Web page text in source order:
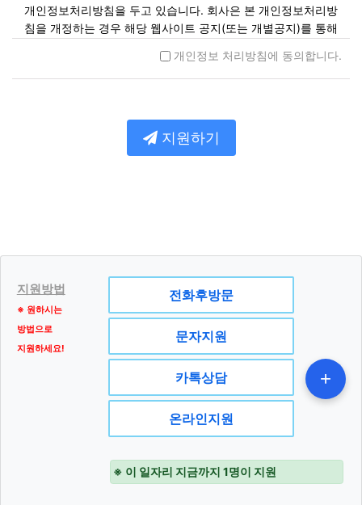
개인정보처리방침을 두고 있습니다. 회사은 본 개인정보처리방
침을 개정하는 경우 해당 웹사이트 공지(또는 개별공지)를 통해
제1조. 개인정보의 수집 및 이용목적
한 개인정보는 다음의 목적 이외의 용도로는 사용되지 않으며
이용 목적이 변경될 시에는 사전동의를 구할 예정입니다.
신규 서비스 개발 및 맞춤 서비스 제공, 이벤트 및 광고성 정
보 제공 및 참여기회 제공, 인구통계학적 특성에 따른 서비
스 제공 및 광고 게재, 서비스의 유효성 확인, 접속빈도 파악
또는 회원의 서비스 이용에 대한 통계 등 목적
제2조. 수집하는 개인정보의 항목 및
수집하는 개인정보의 항목
① 폼메일 문의
[필수항목] 이름, 이메일, 휴대전화번호
개인정보 처리방침에 동의합니다.
지원하기
지원방법
※ 원하시는
방법으로
지원하세요!
전화후방문
문자지원
카톡상담
온라인지원
※ 이 일자리 지금까지 1명이 지원
+